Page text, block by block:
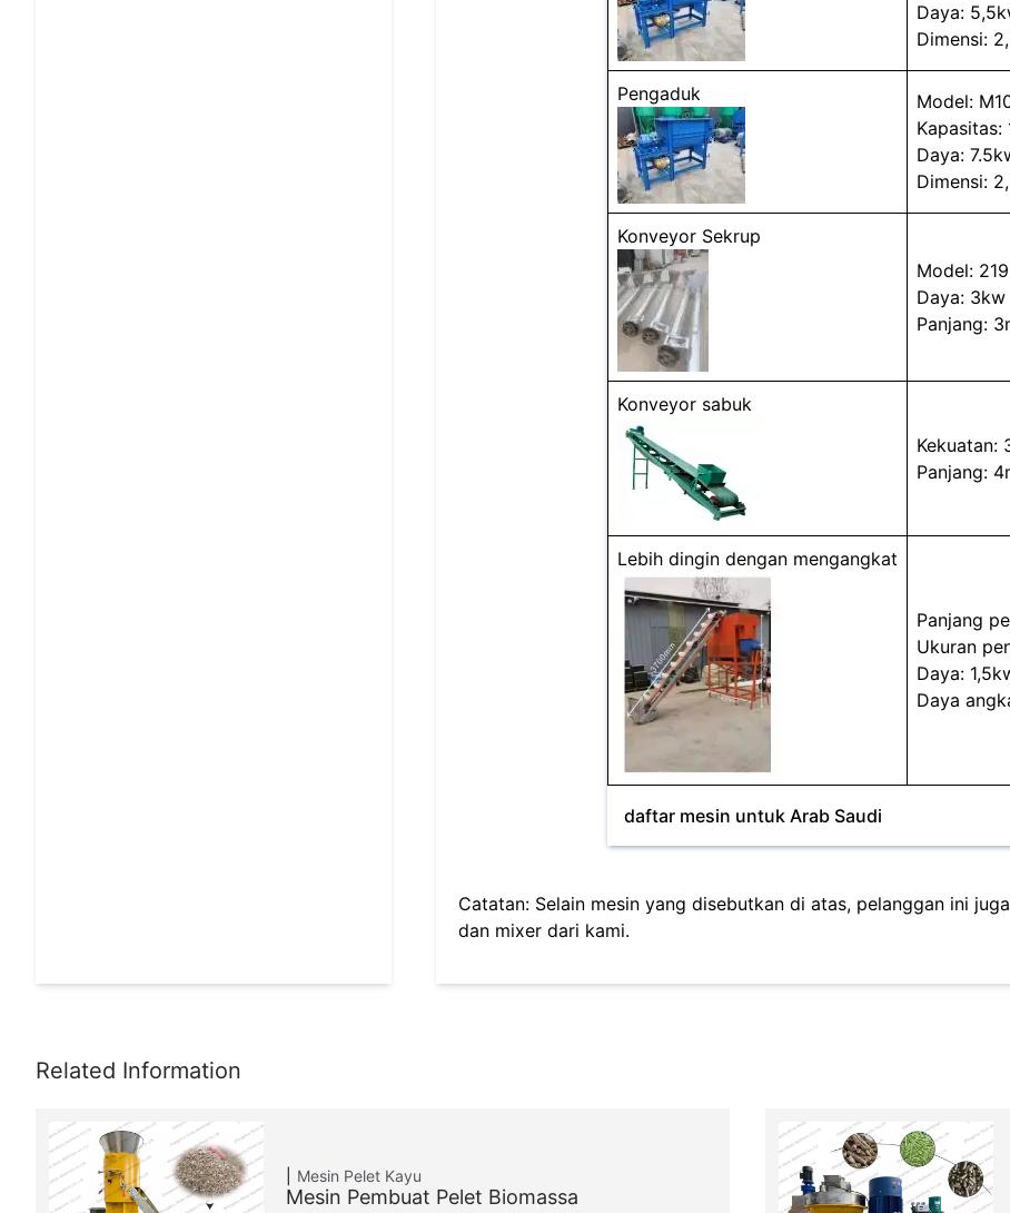
Daya:
Dimensi:
Pengaduk
Model:
Daya:
Dimensi:
Konveyor Sekrup
Model: 219
Daya: 3kw
Panjang:
Konveyor sabuk
Kekuatan:
Panjang:
Lebih dingin dengan mengangkat
Panjang
Ukuran
Daya:
Daya
daftar mesin untuk Arab Saudi
Catatan: Selain mesin yang disebutkan di atas, pelanggan ini
dan mixer dari kami.
Mesin Pelet Kayu
Mesin Pembuat Pelet Biomassa